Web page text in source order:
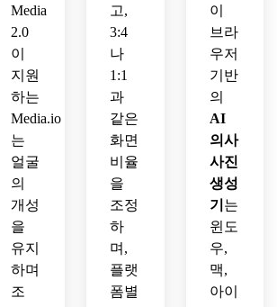
필 사
진을
만들
어보
세요.
Media
2.0
이
지원
하는
Media.io
는
얼굴
의
개성
을
유지
하며
조
고,
3:4
나
1:1
과
같은
화면
비율
을
조정
하
며,
플랫
폼별
이
브라
우저
기반
의
AI
의사
사진
생성
기 는
윈도
우,
맥,
아이